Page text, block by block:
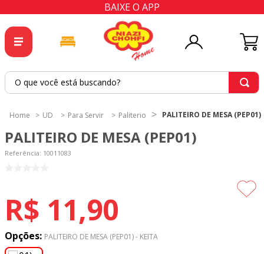
BAIXE O APP
O que você está buscando?
UD Para Servir Paliterio PALITEIRO DE MESA (PEP01)
PALITEIRO DE MESA (PEP01)
Referência: 10011083
R$ 11,90
Opções: PALITEIRO DE MESA (PEP01) - KEITA
2º
tapete
5º
tapetes
7º
tecido tricoline